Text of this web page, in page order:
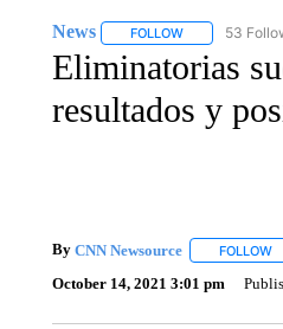
News FOLLOWFOLLOW53
Eliminatorias
resultados y
By CNN Newsource FOLLOW
October 14, 2021 3:01 pm